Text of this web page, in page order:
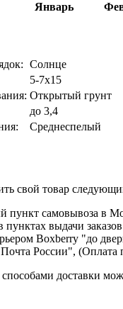
Январь
Солнце
5-7х15
Открытый грунт
до 3,4
Среднеспелый
свой товар
пункт самовывоза в
пунктах выдачи
Boxberry "до
России", (Оплата
способами доставки